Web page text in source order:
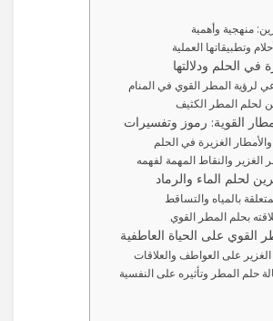
منهجية وأهمية
وتطبيقاتها العملية
في الحلم ودلالتها
لرؤية المطر القوي في المنام
لحلم المطر الكثيف
القوية: رموز وتفسيرات
الغزيرة في الحلم
الغزير والنقاط المهمة لفهمه
لحلم الماء والرماد
بالمياه والتساقط
بحلم المطر القوي
القوي على الحياة العاطفية
على العواطف والعلاقات
حلم المطر وتأثيره على النفسية